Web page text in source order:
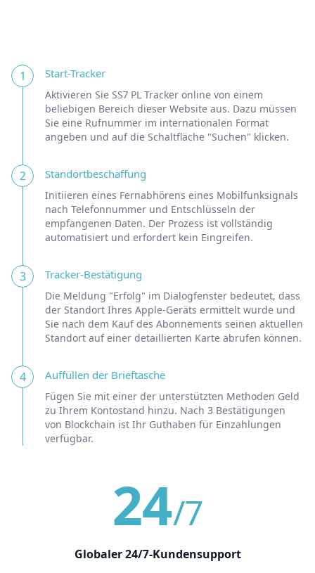
1 Start-Tracker
Aktivieren Sie SS7 PL Tracker online von einem
beliebigen Bereich dieser Website aus. Dazu müssen
Sie eine Rufnummer im internationalen Format
angeben und auf die Schaltfläche "Suchen" klicken.
2 Standortbeschaffung
Initiieren eines Fernabhörens eines Mobilfunksignals
nach Telefonnummer und Entschlüsseln der
empfangenen Daten. Der Prozess ist vollständig
automatisiert und erfordert kein Eingreifen.
3 Tracker-Bestätigung
Die Meldung "Erfolg" im Dialogfenster bedeutet, dass
der Standort Ihres Apple-Geräts ermittelt wurde und
Sie nach dem Kauf des Abonnements seinen aktuellen
Standort auf einer detaillierten Karte abrufen können.
4 Auffüllen der Brieftasche
Fügen Sie mit einer der unterstützten Methoden Geld
zu Ihrem Kontostand hinzu. Nach 3 Bestätigungen
von Blockchain ist Ihr Guthaben für Einzahlungen
verfügbar.
24/7
Globaler 24/7-Kundensupport